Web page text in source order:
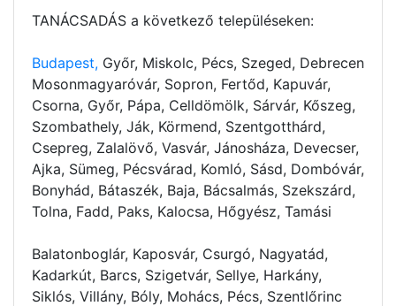
TANÁCSADÁS a következő településeken:
Budapest, Győr, Miskolc, Pécs, Szeged, Debrecen
Mosonmagyaróvár, Sopron, Fertőd, Kapuvár,
Csorna, Győr, Pápa, Celldömölk, Sárvár, Kőszeg,
Szombathely, Ják, Körmend, Szentgotthárd,
Csepreg, Zalalövő, Vasvár, Jánosháza, Devecser,
Ajka, Sümeg, Pécsvárad, Komló, Sásd, Dombóvár,
Bonyhád, Bátaszék, Baja, Bácsalmás, Szekszárd,
Tolna, Fadd, Paks, Kalocsa, Hőgyész, Tamási
Balatonboglár, Kaposvár, Csurgó, Nagyatád,
Kadarkút, Barcs, Szigetvár, Sellye, Harkány,
Siklós, Villány, Bóly, Mohács, Pécs, Szentlőrinc